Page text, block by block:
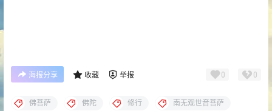
海报分享 收藏 举报 0 0
佛菩萨 佛陀 修行 南无观世音菩萨